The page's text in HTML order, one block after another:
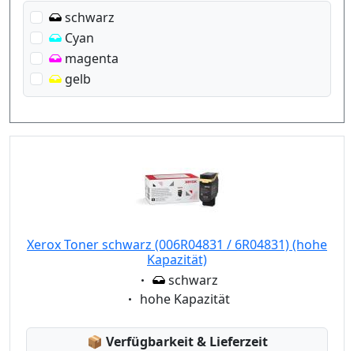
schwarz
Cyan
magenta
gelb
Xerox Toner schwarz (006R04831 / 6R04831) (hohe
Kapazität)
Eigenschaft:
schwarz
Eigenschaft:
hohe Kapazität
📦 Lagerstatus:
Verfügbarkeit & Lieferzeit